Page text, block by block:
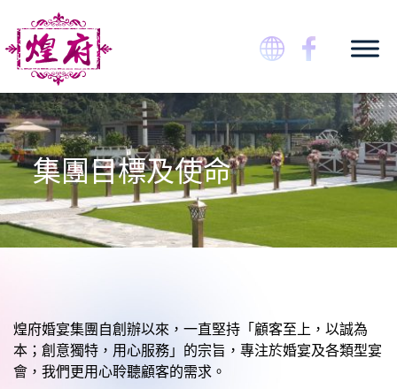
content
煌府婚宴專門店
集團目標及使命
煌府婚宴集團自創辦以來，一直堅持「顧客至上，以誠為
本；創意獨特，用心服務」的宗旨，專注於婚宴及各類型宴
會，我們更用心聆聽顧客的需求。